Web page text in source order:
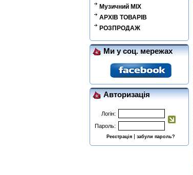
Музичний MIX
АРХІВ ТОВАРІВ
РОЗПРОДАЖ
Ми у соц. мережах
Авторизація
Логін:
Пароль:
Реєстрація| забули пароль?